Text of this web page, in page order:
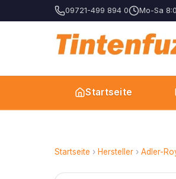
09721-499 894 0 Mo-Sa
Startseite
Startseite › Hersteller › Adler-